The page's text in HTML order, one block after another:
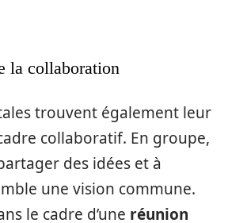
la collaboration
trouvent également leur
collaboratif. En groupe,
des idées et à
une vision commune.
le cadre d’une réunion